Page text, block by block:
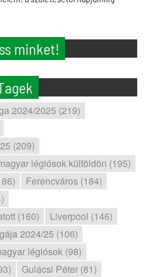
minket!
2024/2025 (219)
(209)
légiósok külföldön (195)
Ferencváros (184)
(160)
Liverpool (146)
2024/25 (106)
légiósok (98)
Gulácsi Péter (81)